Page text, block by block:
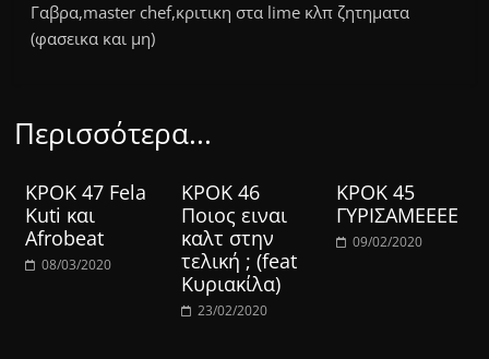
Γαβρα,master chef,κριτικη στα lime κλπ ζητηματα
(φασεικα και μη)
Περισσότερα...
ΚΡΟΚ 47 Fela
Kuti και
Afrobeat
08/03/2020
ΚΡΟΚ 46
Ποιος ειναι
καλτ στην
τελική ; (feat
Κυριακίλα)
23/02/2020
ΚΡΟΚ 45
ΓΥΡΙΣΑΜΕΕΕΕ
09/02/2020